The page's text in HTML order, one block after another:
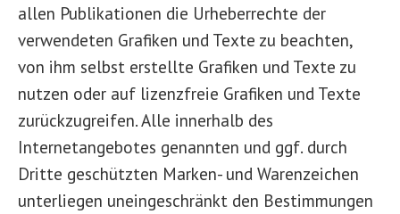
allen Publikationen die Urheberrechte der
verwendeten Grafiken und Texte zu beachten,
von ihm selbst erstellte Grafiken und Texte zu
nutzen oder auf lizenzfreie Grafiken und Texte
zurückzugreifen. Alle innerhalb des
Internetangebotes genannten und ggf. durch
Dritte geschützten Marken- und Warenzeichen
unterliegen uneingeschränkt den Bestimmungen